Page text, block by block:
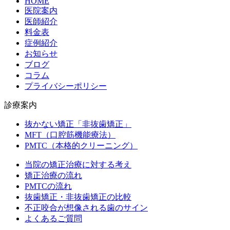
医院案内
医師紹介
料金表
症例紹介
お知らせ
ブログ
コラム
プライバシーポリシー
診療案内
抜かない矯正「非抜歯矯正」
MFT（口腔筋機能療法）
PMTC（本格的クリーニング）
当院の矯正治療に対する考え
矯正治療の流れ
PMTCの流れ
抜歯矯正・非抜歯矯正の比較
不正咬合が想像される歯のサイン
よくあるご質問